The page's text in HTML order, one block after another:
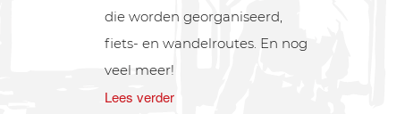
die worden georganiseerd,
fiets- en wandelroutes. En nog
veel meer!
Lees verder